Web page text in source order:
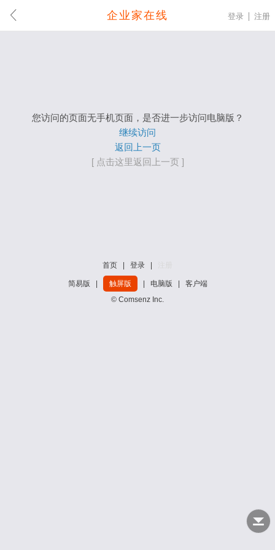
企业家在线 登录 注册
您访问的页面无手机页面，是否进一步访问电脑版？
继续访问
返回上一页
[ 点击这里返回上一页 ]
首页 登录
简易版 触屏版 电脑版
客户端
© Comsenz Inc.